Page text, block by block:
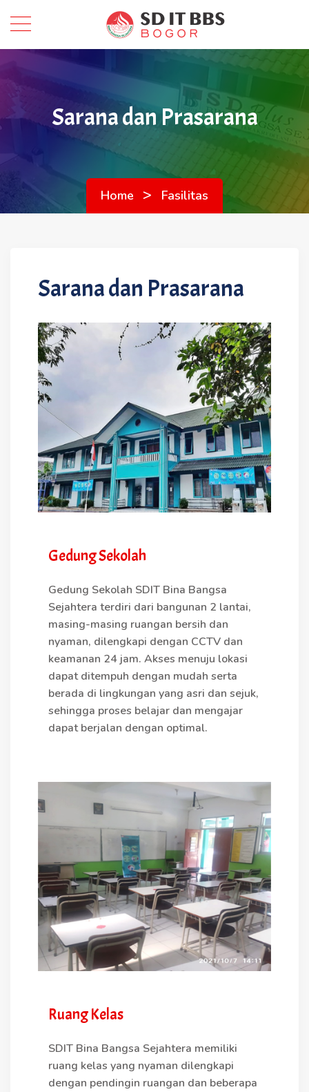
Sarana dan Prasarana
Home > Fasilitas
Sarana dan Prasarana
Gedung Sekolah
Gedung Sekolah SDIT Bina Bangsa
Sejahtera terdiri dari bangunan 2 lantai,
masing-masing ruangan bersih dan
nyaman, dilengkapi dengan CCTV dan
keamanan 24 jam. Akses menuju lokasi
dapat ditempuh dengan mudah serta
berada di lingkungan yang asri dan sejuk,
sehingga proses belajar dan mengajar
dapat berjalan dengan optimal.
Ruang Kelas
SDIT Bina Bangsa Sejahtera memiliki
ruang kelas yang nyaman dilengkapi
dengan pendingin ruangan dan beberapa